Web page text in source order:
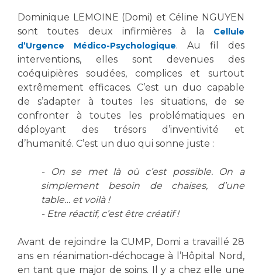
Activité physique
Cancer
Médecine nucléaire
Maladies rares
Maternité Hôpital Nord
Vos représentants
Radiologie / Imagerie
Cancérologie
Les pôles d'activité médicale
Anatomie et Cytologie Pathologiques
Adresser un examen au Laboratoire d'Infectiologie
Centres de référence Maladies Rares
Plateforme d'Expertise Maladies Rares
Presse / Multimédia
Communiqués de presse
Dossiers de presse
Dominique LEMOINE (Domi) et Céline NGUYEN
sont toutes deux infirmières à la Cellule
d’Urgence Médico-Psychologique. Au fil des
interventions, elles sont devenues des
coéquipières soudées, complices et surtout
extrêmement efficaces. C’est un duo capable
de s’adapter à toutes les situations, de se
confronter à toutes les problématiques en
déployant des trésors d’inventivité et
d’humanité. C’est un duo qui sonne juste :
- On se met là où c’est possible. On a
simplement besoin de chaises, d’une
table… et voilà !
- Etre réactif, c’est être créatif !
Avant de rejoindre la CUMP, Domi a travaillé 28
ans en réanimation-déchocage à l’Hôpital Nord,
en tant que major de soins. Il y a chez elle une